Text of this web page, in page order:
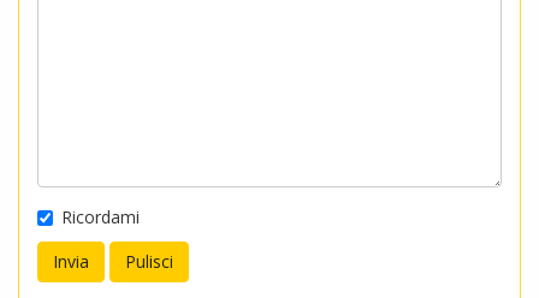
Ricordami